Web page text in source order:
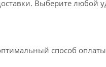
Выберите любой
способ